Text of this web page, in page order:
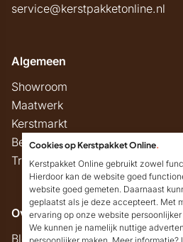
service@kerstpakketonline.nl
Algemeen
Showroom
Maatwerk
Kerstmarkt
Belastingregels
Track & Trace
Overig
Blog
Cookies op Kerstpakket Online.
Kerstpakket Online gebruikt zowel
Hierdoor kan de website goed
website goed gemeten. Daarnaast
geplaatst als je deze accepteert. Met
ervaring op onze website
We kunnen je namelijk nuttige